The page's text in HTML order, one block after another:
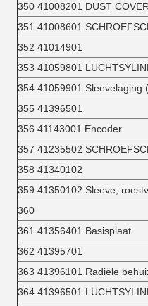
350 41008201 DUST COVER
351 41008601
352 41014901
353 41059801
354 41059901 Sleevelaging
355 41396501
356 41143001 Encoder
357 41235502
358 41340102
359 41350102 Sleeve,
360
361 41356401 Basisplaat
362 41395701
363 41396101 Radiële
364 41396501